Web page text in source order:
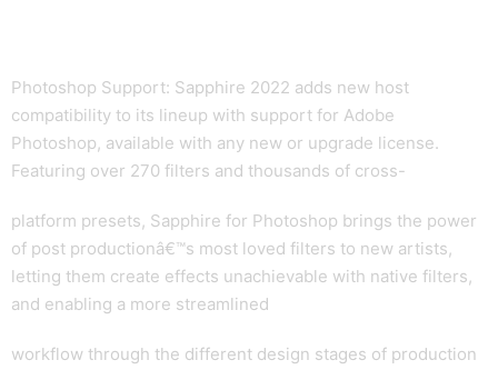
Photoshop Support: Sapphire 2022 adds new host
compatibility to its lineup with support for Adobe
Photoshop, available with any new or upgrade license.
Featuring over 270 filters and thousands of cross-
platform presets, Sapphire for Photoshop brings the power
of post productionâ€™s most loved filters to new artists,
letting them create effects unachievable with native filters,
and enabling a more streamlined
workflow through the different design stages of production